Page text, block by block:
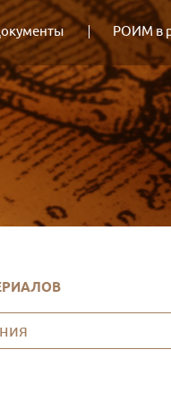
РОИМ в